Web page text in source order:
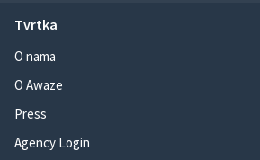
Tvrtka
O nama
O Awaze
Press
Agency Login